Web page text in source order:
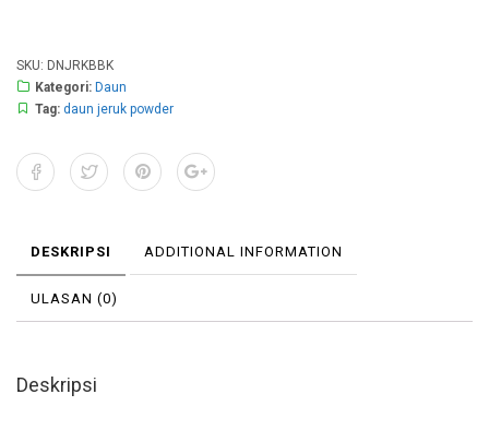
SKU: DNJRKBBK
Kategori: Daun
Tag: daun jeruk powder
DESKRIPSI ADDITIONAL INFORMATION
ULASAN (0)
Deskripsi